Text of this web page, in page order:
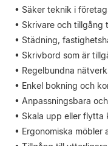
• Säker teknik i
• Skrivare och tillgång
• Städning,
• Skrivbord som är
• Regelbundna
• Enkel bokning och
• Anpassningsbara
• Skala upp eller flytta
• Ergonomiska möbler